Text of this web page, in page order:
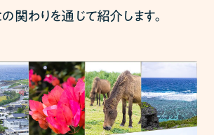
関わりを通じて紹介します。